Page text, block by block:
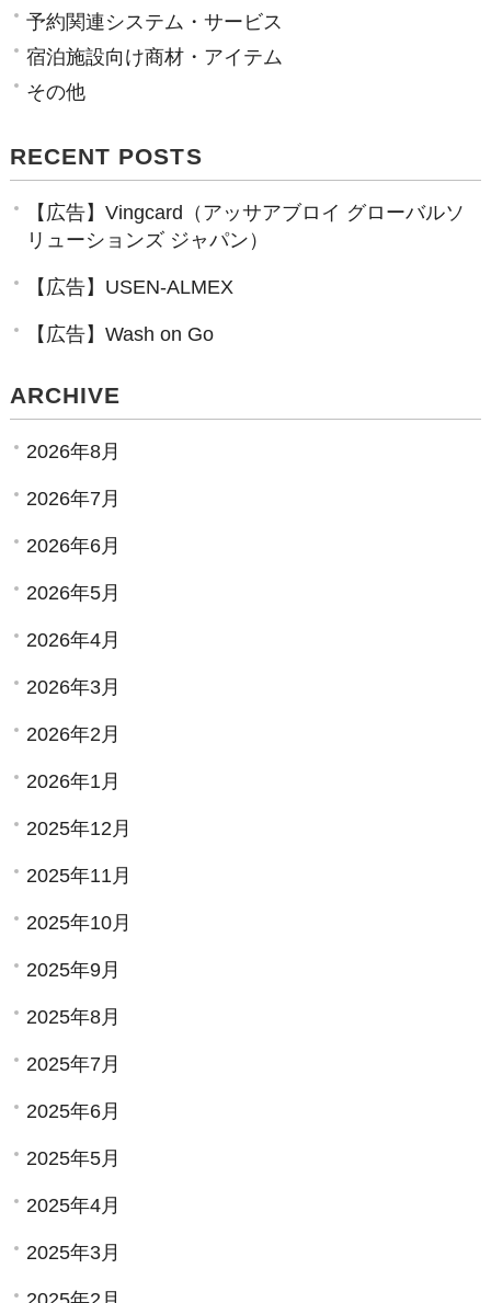
予約関連システム・サービス
宿泊施設向け商材・アイテム
その他
RECENT POSTS
【広告】Vingcard（アッサアブロイ グローバルソ
リューションズ ジャパン）
【広告】USEN-ALMEX
【広告】Wash on Go
ARCHIVE
2026年8月
2026年7月
2026年6月
2026年5月
2026年4月
2026年3月
2026年2月
2026年1月
2025年12月
2025年11月
2025年10月
2025年9月
2025年8月
2025年7月
2025年6月
2025年5月
2025年4月
2025年3月